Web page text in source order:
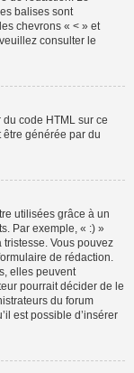
balises sont
chevrons « < » et
consulter le
du code HTML sur ce
générée par du
utilisées grâce à un
Par exemple, « :) »
tristesse. Vous pouvez
de rédaction.
elles peuvent
pourrait décider de le
du forum
est possible d’insérer